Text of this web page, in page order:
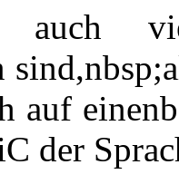
auch
auf
der